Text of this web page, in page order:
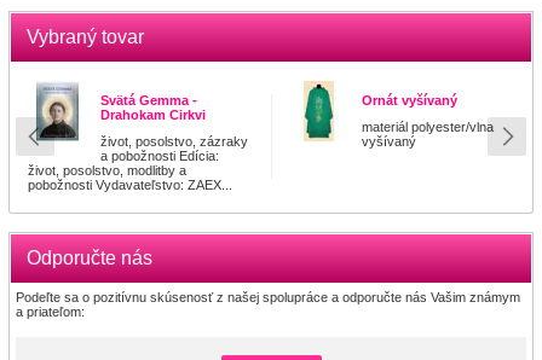
Vybraný tovar
Svätá Gemma -
Drahokam Cirkvi
život, posolstvo, zázraky
a pobožnosti Edícia:
život, posolstvo, modlitby a
pobožnosti Vydavateľstvo: ZAEX...
Ornát vyšívaný
materiál polyester/vlna
vyšívaný
Odporučte nás
Podeľte sa o pozitívnu skúsenosť z našej spolupráce a odporučte nás Vašim známym
a priateľom: